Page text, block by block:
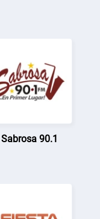
Sabrosa 90.1